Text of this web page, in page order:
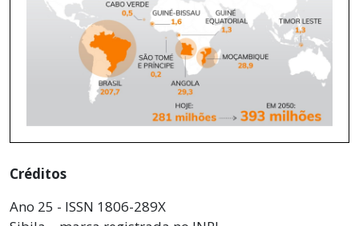
Créditos
Ano 25 - ISSN 1806-289X